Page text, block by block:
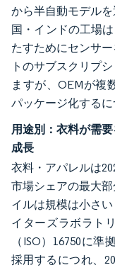
から半自動モデル
国・インドの工場
たすためにセンサ
トのサブスクリプ
ますが、OEMが複
パッケージ化するに
用途別：衣料が需
成長
衣料・アパレルは
市場シェアの最大
イルは規模は小さ
イターズラボラト
（ISO）16750に
採用するにつれ、